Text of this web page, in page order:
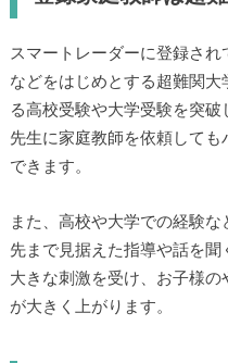
スマートレーダーに登録さ
などをはじめとする超難関
る高校受験や大学受験を突
先生に家庭教師を依頼して
できます。
また、高校や大学での経験
先まで見据えた指導や話を
大きな刺激を受け、お子様
が大きく上がります。